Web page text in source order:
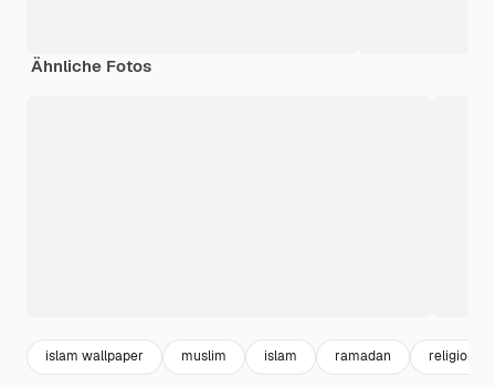
Ähnliche Fotos
islam wallpaper muslim islam ramadan religion